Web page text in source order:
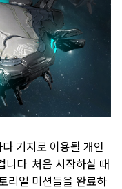
기지로 이용될 개인
다. 처음 시작하실 때
리얼 미션들을 완료하